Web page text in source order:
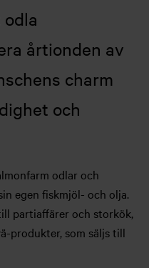
årtionden av
charm
och
odlar och
egen fiskmjöl- och olja.
partiaffärer och storkök,
produkter, som säljs till